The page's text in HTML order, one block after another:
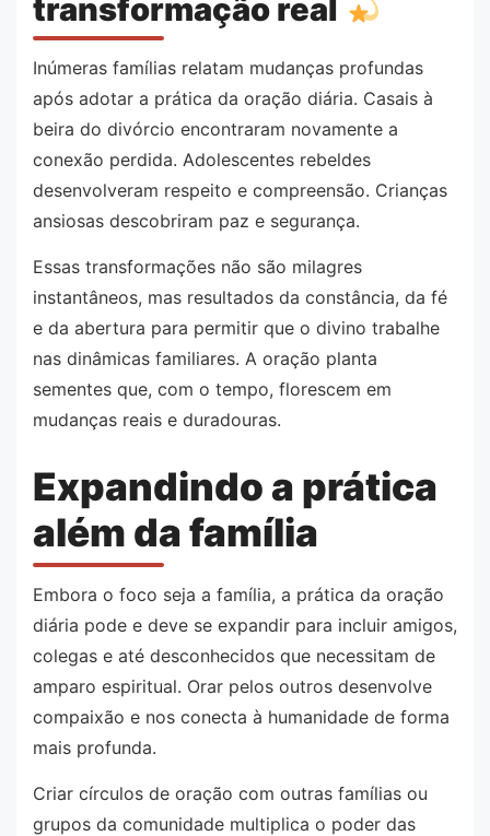
transformação real
Inúmeras famílias relatam mudanças profundas
após adotar a prática da oração diária. Casais à
beira do divórcio encontraram novamente a
conexão perdida. Adolescentes rebeldes
desenvolveram respeito e compreensão. Crianças
ansiosas descobriram paz e segurança.
Essas transformações não são milagres
instantâneos, mas resultados da constância, da fé
e da abertura para permitir que o divino trabalhe
nas dinâmicas familiares. A oração planta
sementes que, com o tempo, florescem em
mudanças reais e duradouras.
Expandindo a prática
além da família
Embora o foco seja a família, a prática da oração
diária pode e deve se expandir para incluir amigos,
colegas e até desconhecidos que necessitam de
amparo espiritual. Orar pelos outros desenvolve
compaixão e nos conecta à humanidade de forma
mais profunda.
Criar círculos de oração com outras famílias ou
grupos da comunidade multiplica o poder das